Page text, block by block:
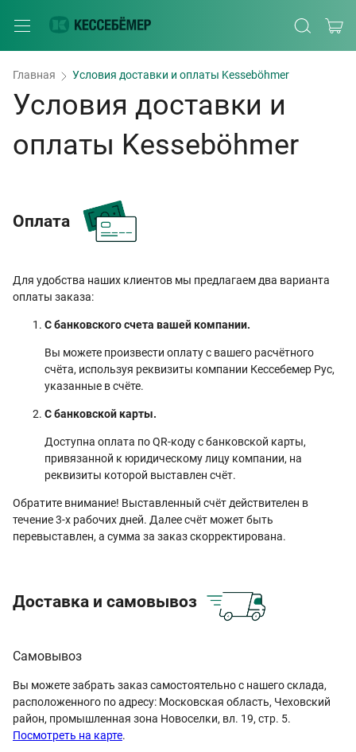
Главная Условия доставки и оплаты Kesseböhmer
Условия доставки и
оплаты Kesseböhmer
Оплата
Для удобства наших клиентов мы предлагаем два варианта
оплаты заказа:
С банковского счета вашей компании.
Вы можете произвести оплату с вашего расчётного
счёта, используя реквизиты компании Кессебемер Рус,
указанные в счёте.
С банковской карты.
Доступна оплата по QR-коду с банковской карты,
привязанной к юридическому лицу компании, на
реквизиты которой выставлен счёт.
Обратите внимание! Выставленный счёт действителен в
течение 3-х рабочих дней. Далее счёт может быть
перевыставлен, а сумма за заказ скорректирована.
Доставка и самовывоз
Самовывоз
Вы можете забрать заказ самостоятельно с нашего склада,
расположенного по адресу: Московская область, Чеховский
район, промышленная зона Новоселки, вл. 19, стр. 5.
Посмотреть на карте.